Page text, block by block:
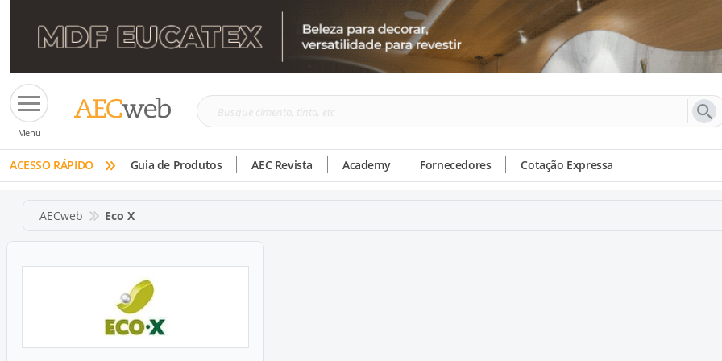
Menu
Busque
tinta,
etc
ACESSO RÁPIDO » Guia de Produtos AEC Revista Academy Fornecedores Cotação Expressa
AECweb Eco X